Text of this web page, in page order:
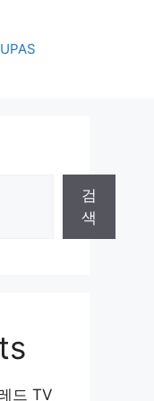
검
색
드 TV